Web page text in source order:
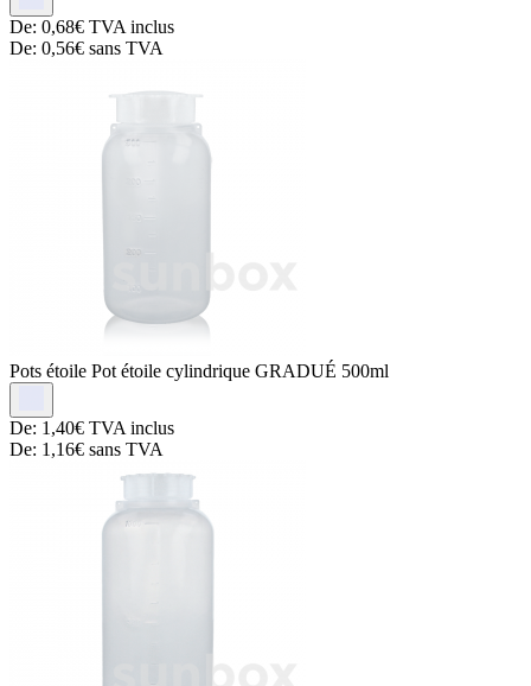
De: 0,68€ TVA inclus
De: 0,56€ sans TVA
Pots étoile Pot étoile cylindrique GRADUÉ 500ml
De: 1,40€ TVA inclus
De: 1,16€ sans TVA